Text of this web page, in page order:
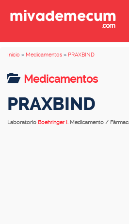
Inicio » Medicamentos » PRAXBIND
Medicamentos
PRAXBIND
Laboratorio Boehringer I. Medicamento /